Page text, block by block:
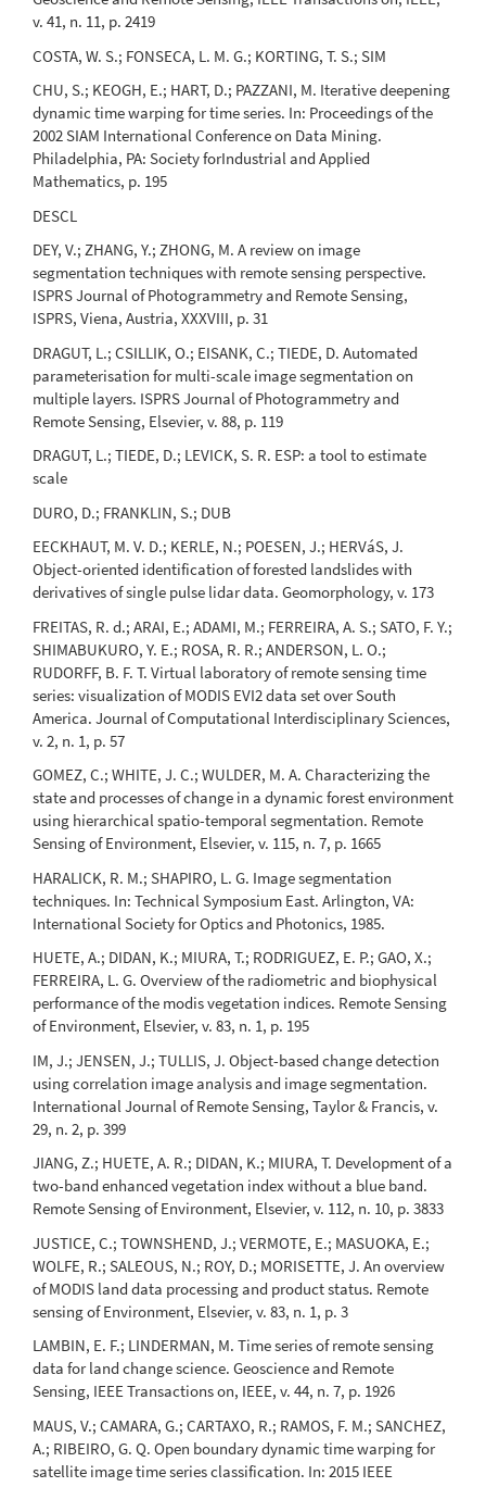
v. 41, n. 11, p. 2419
COSTA, W. S.; FONSECA, L. M. G.; KORTING, T. S.; SIM
CHU, S.; KEOGH, E.; HART, D.; PAZZANI, M. Iterative deepening
dynamic time warping for time series. In: Proceedings of the
2002 SIAM International Conference on Data Mining.
Philadelphia, PA: Society forIndustrial and Applied
Mathematics, p. 195
DESCL
DEY, V.; ZHANG, Y.; ZHONG, M. A review on image
segmentation techniques with remote sensing perspective.
ISPRS Journal of Photogrammetry and Remote Sensing,
ISPRS, Viena, Austria, XXXVIII, p. 31
DRAGUT, L.; CSILLIK, O.; EISANK, C.; TIEDE, D. Automated
parameterisation for multi-scale image segmentation on
multiple layers. ISPRS Journal of Photogrammetry and
Remote Sensing, Elsevier, v. 88, p. 119
DRAGUT, L.; TIEDE, D.; LEVICK, S. R. ESP: a tool to estimate
scale
DURO, D.; FRANKLIN, S.; DUB
EECKHAUT, M. V. D.; KERLE, N.; POESEN, J.; HERVáS, J.
Object-oriented identification of forested landslides with
derivatives of single pulse lidar data. Geomorphology, v. 173
FREITAS, R. d.; ARAI, E.; ADAMI, M.; FERREIRA, A. S.; SATO, F. Y.;
SHIMABUKURO, Y. E.; ROSA, R. R.; ANDERSON, L. O.;
RUDORFF, B. F. T. Virtual laboratory of remote sensing time
series: visualization of MODIS EVI2 data set over South
America. Journal of Computational Interdisciplinary Sciences,
v. 2, n. 1, p. 57
GOMEZ, C.; WHITE, J. C.; WULDER, M. A. Characterizing the
state and processes of change in a dynamic forest environment
using hierarchical spatio-temporal segmentation. Remote
Sensing of Environment, Elsevier, v. 115, n. 7, p. 1665
HARALICK, R. M.; SHAPIRO, L. G. Image segmentation
techniques. In: Technical Symposium East. Arlington, VA:
International Society for Optics and Photonics, 1985.
HUETE, A.; DIDAN, K.; MIURA, T.; RODRIGUEZ, E. P.; GAO, X.;
FERREIRA, L. G. Overview of the radiometric and biophysical
performance of the modis vegetation indices. Remote Sensing
of Environment, Elsevier, v. 83, n. 1, p. 195
IM, J.; JENSEN, J.; TULLIS, J. Object-based change detection
using correlation image analysis and image segmentation.
International Journal of Remote Sensing, Taylor & Francis, v.
29, n. 2, p. 399
JIANG, Z.; HUETE, A. R.; DIDAN, K.; MIURA, T. Development of a
two-band enhanced vegetation index without a blue band.
Remote Sensing of Environment, Elsevier, v. 112, n. 10, p. 3833
JUSTICE, C.; TOWNSHEND, J.; VERMOTE, E.; MASUOKA, E.;
WOLFE, R.; SALEOUS, N.; ROY, D.; MORISETTE, J. An overview
of MODIS land data processing and product status. Remote
sensing of Environment, Elsevier, v. 83, n. 1, p. 3
LAMBIN, E. F.; LINDERMAN, M. Time series of remote sensing
data for land change science. Geoscience and Remote
Sensing, IEEE Transactions on, IEEE, v. 44, n. 7, p. 1926
MAUS, V.; CAMARA, G.; CARTAXO, R.; RAMOS, F. M.; SANCHEZ,
A.; RIBEIRO, G. Q. Open boundary dynamic time warping for
satellite image time series classification. In: 2015 IEEE